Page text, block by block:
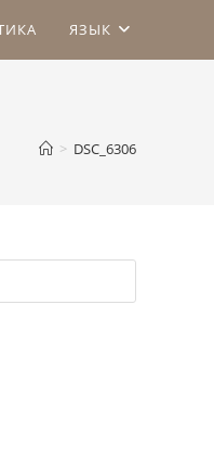
ЯЗЫК
> DSC_6306